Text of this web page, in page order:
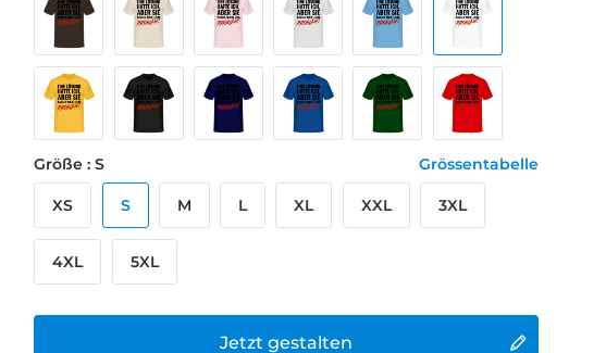
Jetzt gestalten
Größe : S Grössentabelle
XS S M L XL XXL 3XL
4XL 5XL